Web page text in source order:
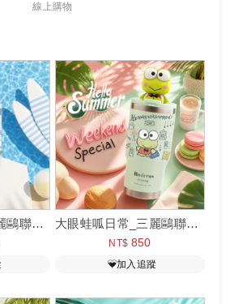
線上購物
大耳狗蘋果籃_三麗鷗聯名款陶瓷手提樂GO冰霸杯 710ml 大眼蛙呱日常_三麗鷗聯名款陶瓷手提樂GO冰霸杯 710ml
NT$ 850
加入追蹤